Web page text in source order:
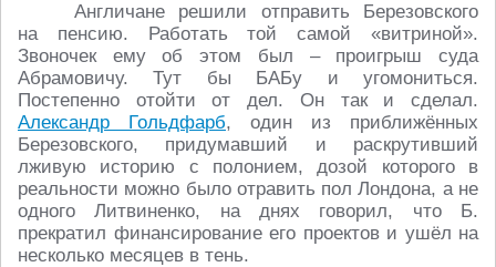
Англичане решили отправить Березовского
на пенсию. Работать той самой «витриной».
Звоночек ему об этом был – проигрыш суда
Абрамовичу. Тут бы БАБу и угомониться.
Постепенно отойти от дел. Он так и сделал.
Александр Гольдфарб, один из приближённых
Березовского, придумавший и раскрутивший
лживую историю с полонием, дозой которого в
реальности можно было отравить пол Лондона, а не
одного Литвиненко, на днях говорил, что Б.
прекратил финансирование его проектов и ушёл на
несколько месяцев в тень.